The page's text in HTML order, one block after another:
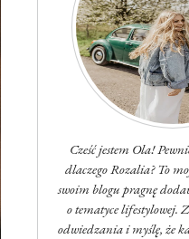
Cześć jestem Ola!
dlaczego Rozalia? To
swoim blogu pragnę
o tematyce lifestylowej.
odwiedzania i myślę, że